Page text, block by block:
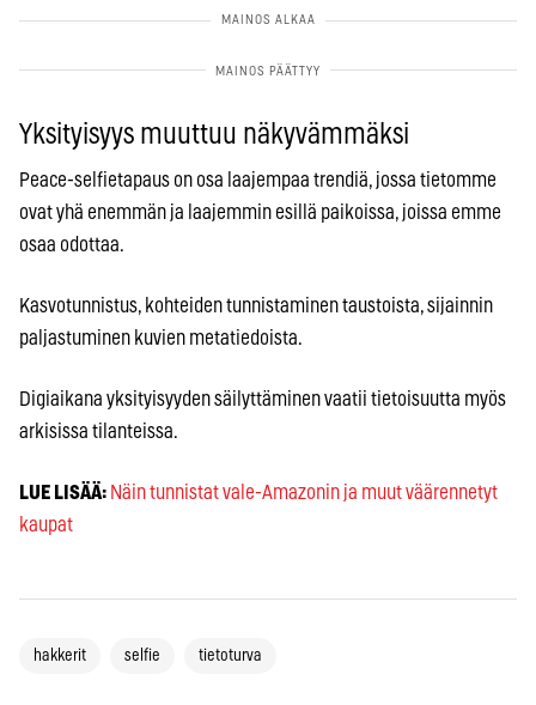
Yksityisyys muuttuu näkyvämmäksi
Peace-selfietapaus on osa laajempaa trendiä, jossa tietomme
ovat yhä enemmän ja laajemmin esillä paikoissa, joissa emme
osaa odottaa.
Kasvotunnistus, kohteiden tunnistaminen taustoista, sijainnin
paljastuminen kuvien metatiedoista.
Digiaikana yksityisyyden säilyttäminen vaatii tietoisuutta myös
arkisissa tilanteissa.
LUE LISÄÄ: Näin tunnistat vale-Amazonin ja muut väärennetyt
kaupat
hakkerit selfie tietoturva